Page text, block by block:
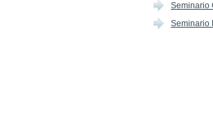
Seminario
Seminario